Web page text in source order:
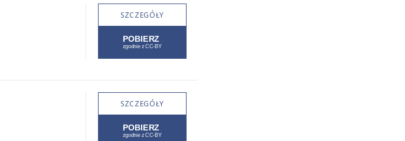
SZCZEGÓŁY
SZCZEGÓŁY